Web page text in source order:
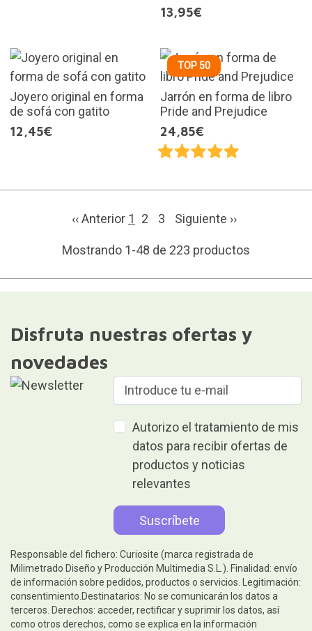
13,95€
Joyero original en forma
de sofá con gatito
12,45€
TOP 50
Jarrón en forma de libro
Pride and Prejudice
24,85€
‹‹ Anterior 1 2 3 Siguiente ››
Mostrando 1-48 de 223 productos
Disfruta nuestras ofertas y
novedades
Autorizo el tratamiento de mis
datos para recibir ofertas de
productos y noticias
relevantes
Responsable del fichero: Curiosite (marca registrada de
Milimetrado Diseño y Producción Multimedia S.L.). Finalidad: envío
de información sobre pedidos, productos o servicios. Legitimación:
consentimiento.Destinatarios: No se comunicarán los datos a
terceros. Derechos: acceder, rectificar y suprimir los datos, así
como otros derechos, como se explica en la información